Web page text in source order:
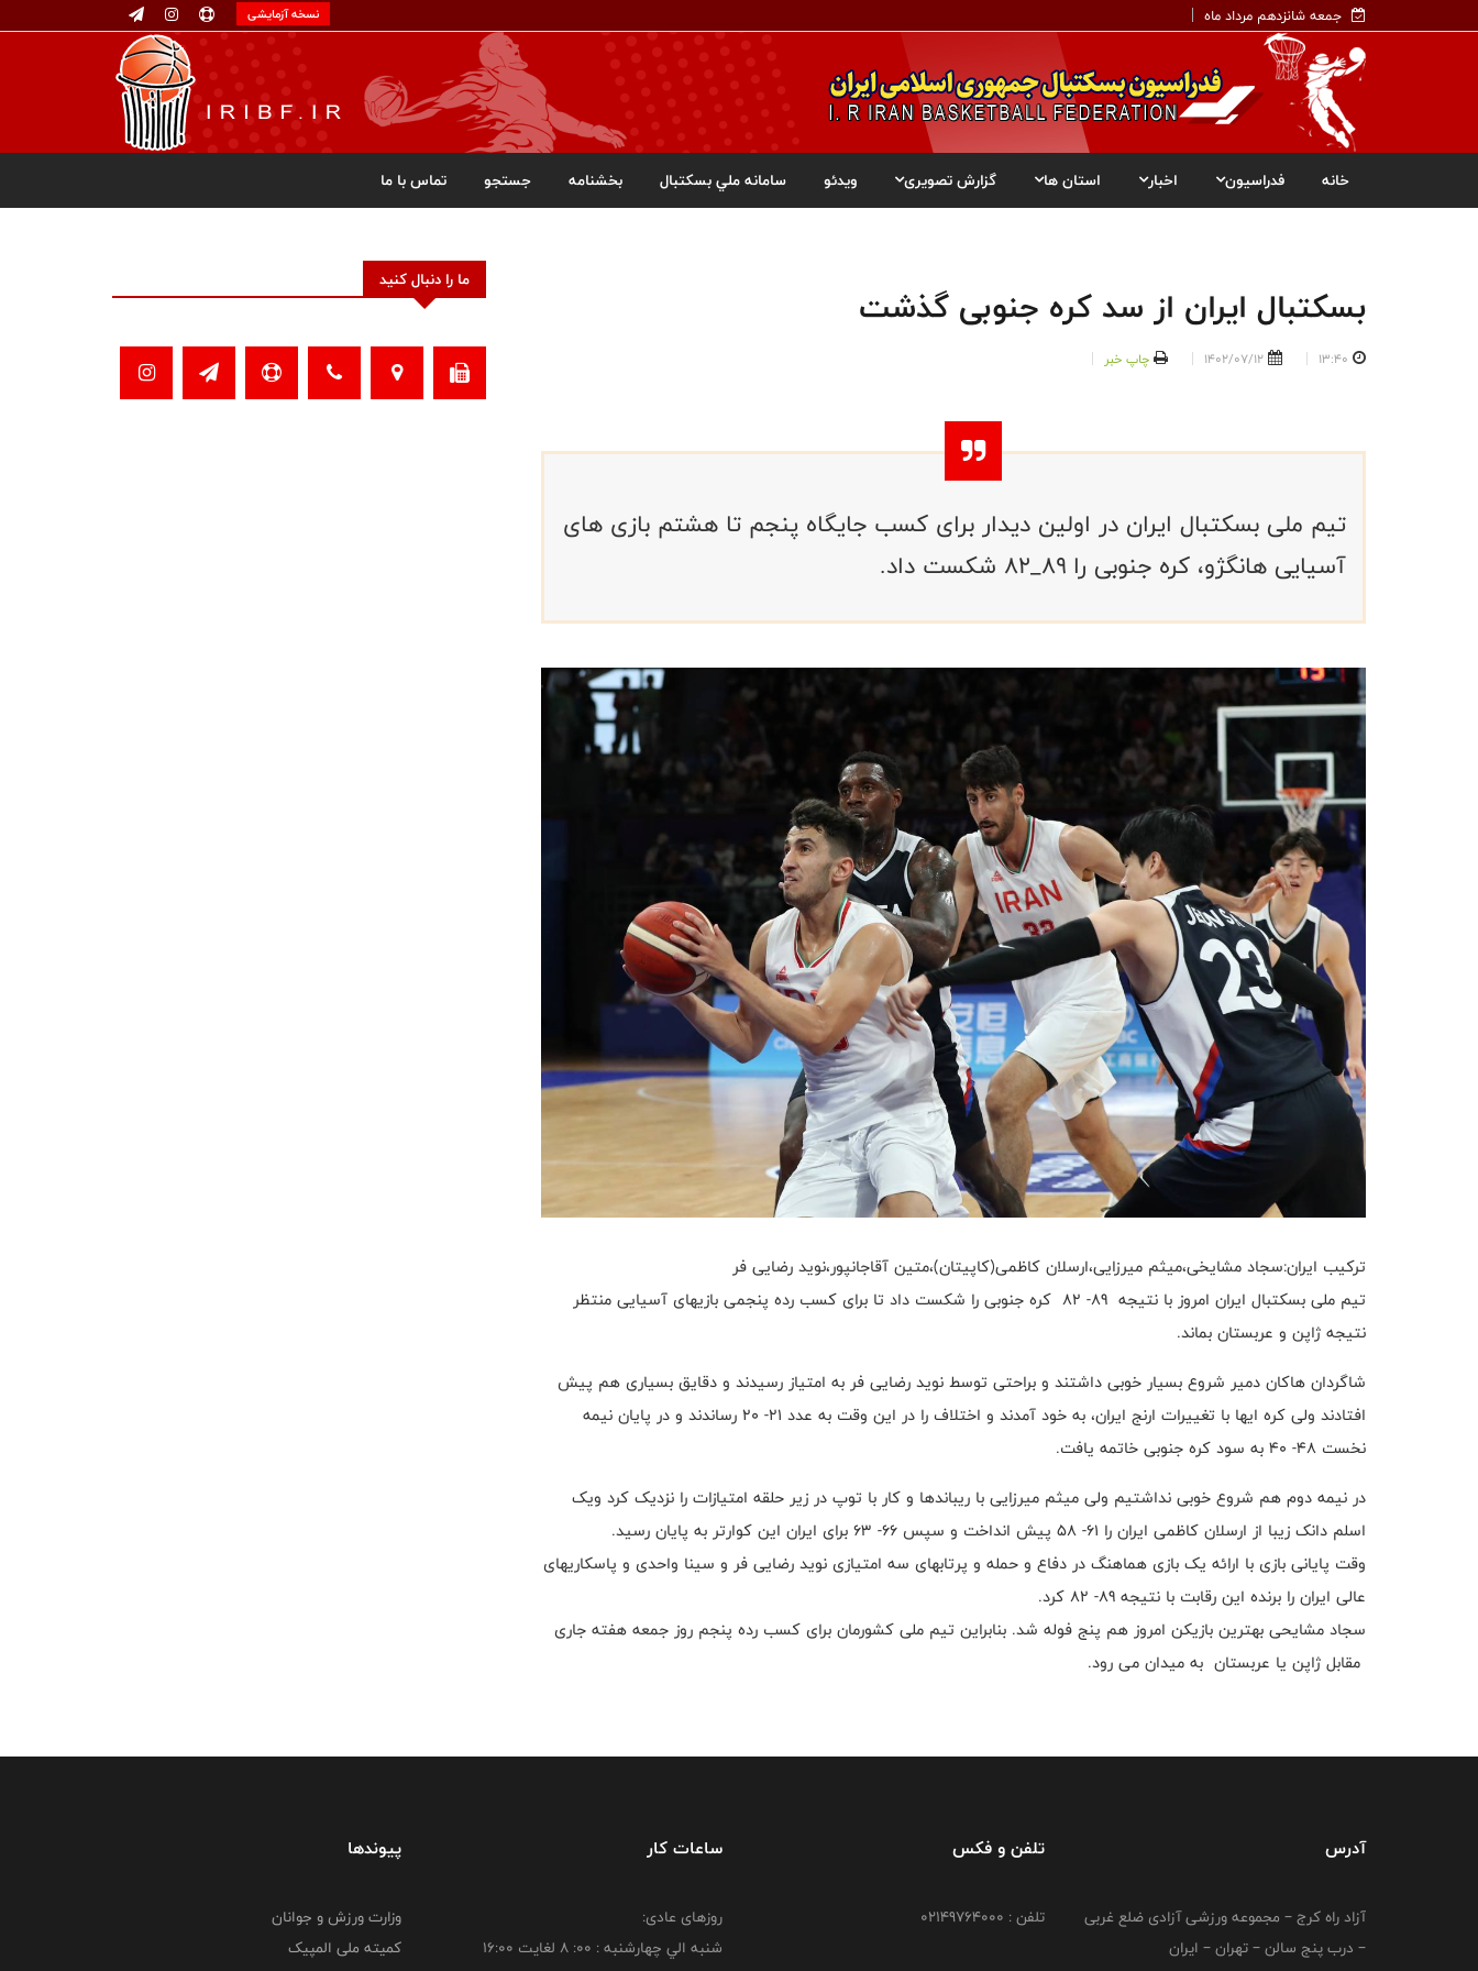
جمعه شانزدهم مرداد ماه نسخه آزمایشی
خانه فدراسیون اخبار استان ها گزارش تصویری ویدئو سامانه ملي بسکتبال بخشنامه جستجو تماس با ما
بسکتبال ایران از سد کره جنوبی گذشت
13:40
1402/07/12 چاپ خبر
تیم ملی بسکتبال ایران در اولین دیدار برای کسب جایگاه پنجم تا هشتم بازی های
آسیایی هانگژو، کره جنوبی را ۸۹_۸۲ شکست داد.
ترکیب ایران:سجاد مشایخی،میثم میرزایی،ارسلان کاظمی(کاپیتان)،متین آقاجانپور،نوید رضایی فر
تیم ملی بسکتبال ایران امروز با نتیجه 89- 82 کره جنوبی را شکست داد تا برای کسب رده پنجمی بازیهای آسیایی منتظر
نتیجه ژاپن و عربستان بماند.
شاگردان هاکان دمیر شروع بسیار خوبی داشتند و براحتی توسط نوید رضایی فر به امتیاز رسیدند و دقایق بسیاری هم پیش
افتادند ولی کره ایها با تغییرات ارنج ایران، به خود آمدند و اختلاف را در این وقت به عدد 21- 20 رساندند و در پایان نیمه
نخست 48- 40 به سود کره جنوبی خاتمه یافت.
در نیمه دوم هم شروع خوبی نداشتیم ولی میثم میرزایی با ریباندها و کار با توپ در زیر حلقه امتیازات را نزدیک کرد ویک
اسلم دانک زیبا از ارسلان کاظمی ایران را 61- 58 پیش انداخت و سپس 66- 63 برای ایران این کوارتر به پایان رسید.
وقت پایانی بازی با ارائه یک بازی هماهنگ در دفاع و حمله و پرتابهای سه امتیازی نوید رضایی فر و سینا واحدی و پاسکاریهای
عالی ایران را برنده این رقابت با نتیجه 89- 82 کرد.
سجاد مشایحی بهترین بازیکن امروز هم پنج فوله شد. بنابراین تیم ملی کشورمان برای کسب رده پنجم روز جمعه هفته جاری
مقابل ژاپن یا عربستان به میدان می رود.
ما را دنبال کنید
آدرس
آزاد راه کرج – مجموعه ورزشی آزادی ضلع غربی
– درب پنج سالن – تهران – ایران
تلفن و فکس
تلفن : 02149764000
ساعات کار
روزهای عادی:
شنبه الي چهارشنبه : 00: 8 لغايت 16:00
پیوندها
وزارت ورزش و جوانان
کمیته ملی المپیک